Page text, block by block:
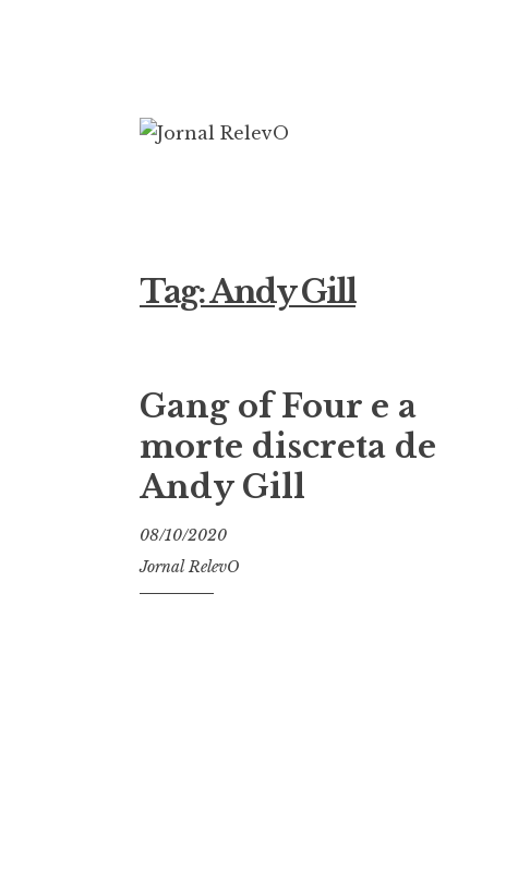
para
Tag:Andy Gill
Gang of Four e a
morte discreta de
Andy Gill
08/10/2020
Jornal RelevO